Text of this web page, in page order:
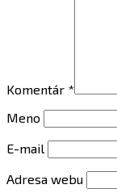
Komentár *
Meno
E-mail
Adresa webu